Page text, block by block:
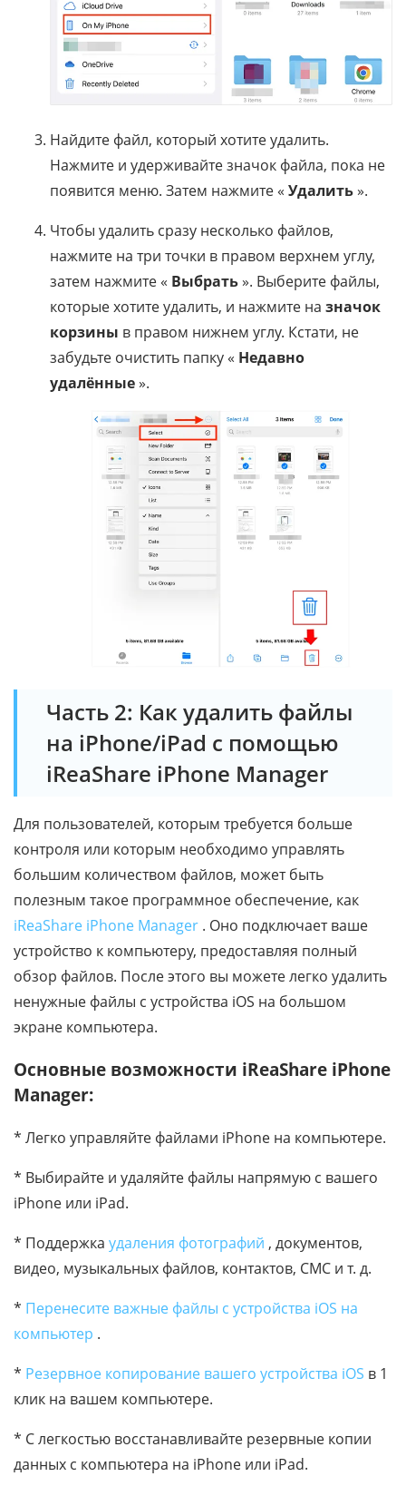
Найдите файл, который хотите удалить.
Нажмите и удерживайте значок файла, пока не
появится меню. Затем нажмите « Удалить».
Чтобы удалить сразу несколько файлов,
нажмите на три точки в правом верхнем углу,
затем нажмите « Выбрать». Выберите файлы,
которые хотите удалить, и нажмите на значок
корзины в правом нижнем углу. Кстати, не
забудьте очистить папку « Недавно
удалённые».
Часть 2: Как удалить файлы
на iPhone/iPad с помощью
iReaShare iPhone Manager
Для пользователей, которым требуется больше
контроля или которым необходимо управлять
большим количеством файлов, может быть
полезным такое программное обеспечение, как
iReaShare iPhone Manager . Оно подключает ваше
устройство к компьютеру, предоставляя полный
обзор файлов. После этого вы можете легко удалить
ненужные файлы с устройства iOS на большом
экране компьютера.
Основные возможности iReaShare iPhone
Manager:
* Легко управляйте файлами iPhone на компьютере.
* Выбирайте и удаляйте файлы напрямую с вашего
iPhone или iPad.
* Поддержка удаления фотографий , документов,
видео, музыкальных файлов, контактов, СМС и т. д.
* Перенесите важные файлы с устройства iOS на
компьютер .
* Резервное копирование вашего устройства iOS в 1
клик на вашем компьютере.
* С легкостью восстанавливайте резервные копии
данных с компьютера на iPhone или iPad.